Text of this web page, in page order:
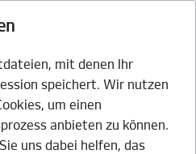
mit denen Ihr
speichert. Wir nutzen
um einen
anbieten zu können.
uns dabei helfen, das